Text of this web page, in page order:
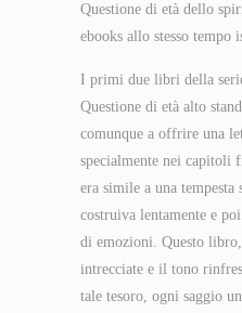
Questione di età dello
ebooks allo stesso tempo
I primi due libri della
Questione di età alto
comunque a offrire una
specialmente nei
era simile a una tempesta
costruiva lentamente e
di emozioni. Questo
intrecciate e il tono
tale tesoro, ogni saggio